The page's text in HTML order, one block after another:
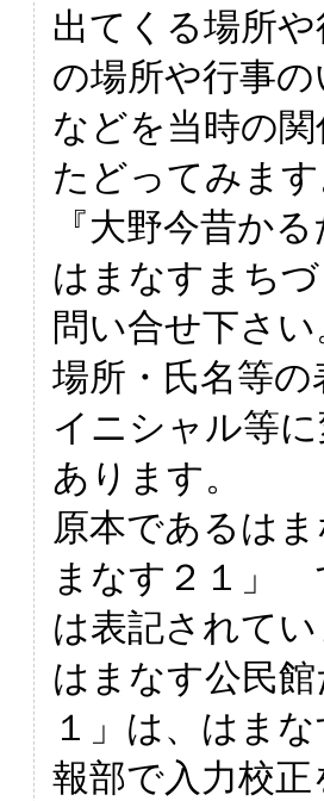
出てくる場所
の場所や行事
などを当時の
たどってみま
『大野今昔か
はまなすまち
問い合せ下さい
場所・氏名等
イニシャル等
あります。
原本であるは
まなす２１」
は表記されて
はまなす公民
１」は、はま
報部で入力校